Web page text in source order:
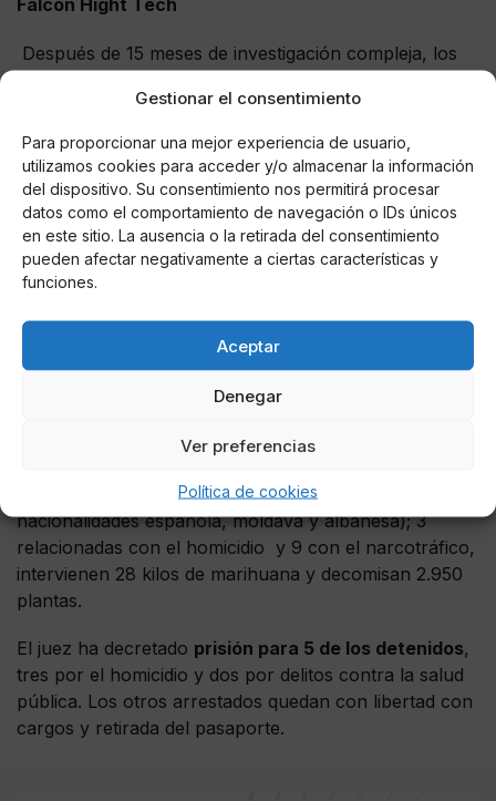
Gestionar el consentimiento
Para proporcionar una mejor experiencia de usuario,
utilizamos cookies para acceder y/o almacenar la información
del dispositivo. Su consentimiento nos permitirá procesar
datos como el comportamiento de navegación o IDs únicos
en este sitio. La ausencia o la retirada del consentimiento
pueden afectar negativamente a ciertas características y
funciones.
Aceptar
Denegar
Ver preferencias
Política de cookies
Falcon Hight Tech
Después de 15 meses de investigación compleja, los
habían llevado a cabo el homicidio. Los Mossos van a
la nave con un geofísico, que pone los medios de su
empresa Falcon Hight Tech. Así, delimitaron el punto
exacto donde estaba enterrado el cadáver, sepultado
bajo una capa de hormigón. Con la participación de
dos antropólogos forenses, se han recuperado los
restos de la víctima.
Paralelamente, se hacen 9 entradas y registros, tanto
en domicilios como en las naves industriales, donde
Cerdanyola del Vallès, Argentona, Vallirana, La
investigadores detienen a 12 personas (de
nacionalidades española, moldava y albanesa); 3
relacionadas con el homicidio y 9 con el narcotráfico,
intervienen 28 kilos de marihuana y decomisan 2.950
plantas.
El juez ha decretado prisión para 5 de los detenidos,
tres por el homicidio y dos por delitos contra la salud
pública. Los otros arrestados quedan con libertad con
cargos y retirada del pasaporte.